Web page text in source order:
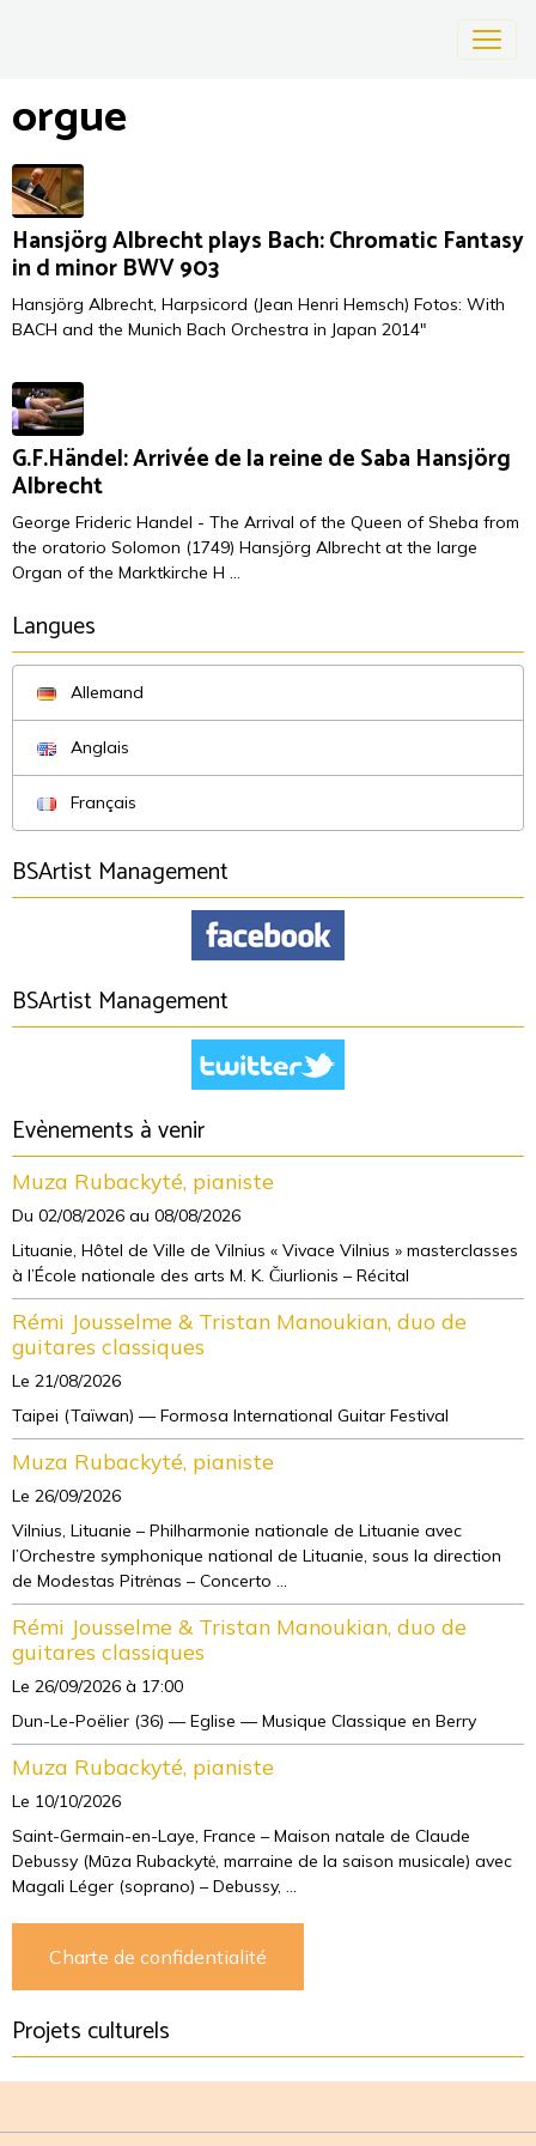
orgue
Hansjörg Albrecht plays Bach: Chromatic Fantasy
in d minor BWV 903
Hansjörg Albrecht, Harpsicord (Jean Henri Hemsch) Fotos: With
BACH and the Munich Bach Orchestra in Japan 2014"
G.F.Händel: Arrivée de la reine de Saba Hansjörg
Albrecht
George Frideric Handel - The Arrival of the Queen of Sheba from
the oratorio Solomon (1749) Hansjörg Albrecht at the large
Organ of the Marktkirche H ...
Langues
Allemand
Anglais
Français
BSArtist Management
BSArtist Management
Evènements à venir
Muza Rubackyté, pianiste
Du 02/08/2026 au 08/08/2026
Lituanie, Hôtel de Ville de Vilnius « Vivace Vilnius » masterclasses
à l’École nationale des arts M. K. Čiurlionis – Récital
Rémi Jousselme & Tristan Manoukian, duo de
guitares classiques
Le 21/08/2026
Taipei (Taïwan) — Formosa International Guitar Festival
Muza Rubackyté, pianiste
Le 26/09/2026
Vilnius, Lituanie – Philharmonie nationale de Lituanie avec
l’Orchestre symphonique national de Lituanie, sous la direction
de Modestas Pitrėnas – Concerto ...
Rémi Jousselme & Tristan Manoukian, duo de
guitares classiques
Le 26/09/2026 à 17:00
Dun-Le-Poëlier (36) — Eglise — Musique Classique en Berry
Muza Rubackyté, pianiste
Le 10/10/2026
Saint-Germain-en-Laye, France – Maison natale de Claude
Debussy (Mūza Rubackytė, marraine de la saison musicale) avec
Magali Léger (soprano) – Debussy, ...
Charte de confidentialité
Projets culturels